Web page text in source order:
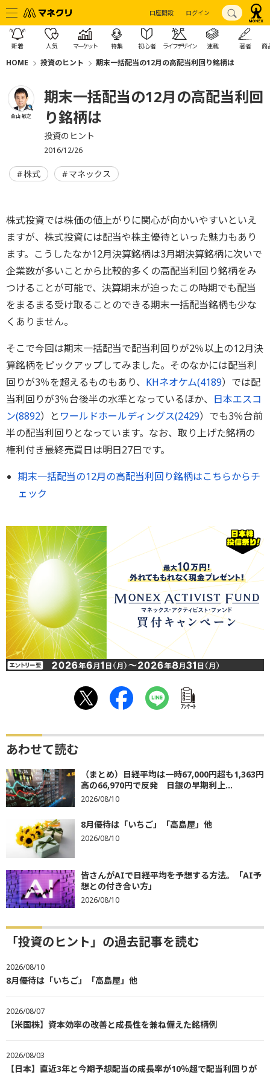
口座開設 ログイン
新着 人気 マーケット 特集 初心者 ライフデザイン 連載 著者 商
HOME 投資のヒント 期末一括配当の12月の高配当利回り銘柄は
金山 敏之
期末一括配当の12月の高配当利回
り銘柄は
投資のヒント
2016/12/26
株式 マネックス
株式投資では株価の値上がりに関心が向かいやすいといえ
ますが、株式投資には配当や株主優待といった魅力もあり
ます。こうしたなか12月決算銘柄は3月期決算銘柄に次いで
企業数が多いことから比較的多くの高配当利回り銘柄をみ
つけることが可能で、決算期末が迫ったこの時期でも配当
をまるまる受け取ることのできる期末一括配当銘柄も少な
くありません。
そこで今回は期末一括配当で配当利回りが2％以上の12月決
算銘柄をピックアップしてみました。そのなかには配当利
回りが3％を超えるものもあり、 KHネオケム(4189）では配
当利回りが3％台後半の水準となっているほか、 日本エスコ
ン(8892）と ワールドホールディングス(2429）でも3％台前
半の配当利回りとなっています。なお、取り上げた銘柄の
権利付き最終売買日は明日27日です。
期末一括配当の12月の高配当利回り銘柄はこちらからチ
ェック
ｱﾝｹｰﾄ
あわせて読む
（まとめ）日経平均は一時67,000円超も1,363円
高の66,970円で反発 日銀の早期利上...
2026/08/10
8月優待は「いちご」「高島屋」他
2026/08/10
皆さんがAIで日経平均を予想する方法。「AI予
想との付き合い方」
2026/08/10
「投資のヒント」の過去記事を読む
2026/08/10
8月優待は「いちご」「高島屋」他
2026/08/07
【米国株】資本効率の改善と成長性を兼ね備えた銘柄例
2026/08/03
【日本】直近3年と今期予想配当の成長率が10％超で配当利回りが